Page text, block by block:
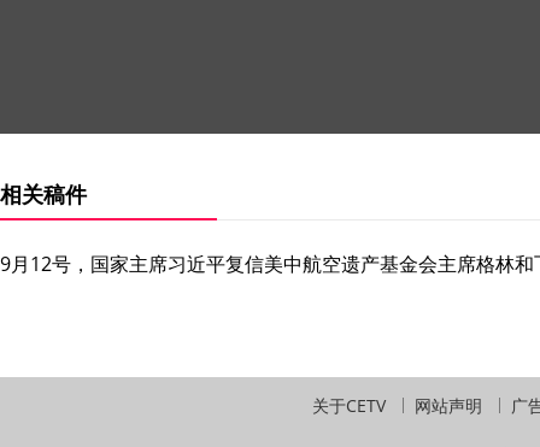
相关稿件
9月12号，国家主席习近平复信美中航空遗产基金会主席格林
关于CETV 网站声明 广